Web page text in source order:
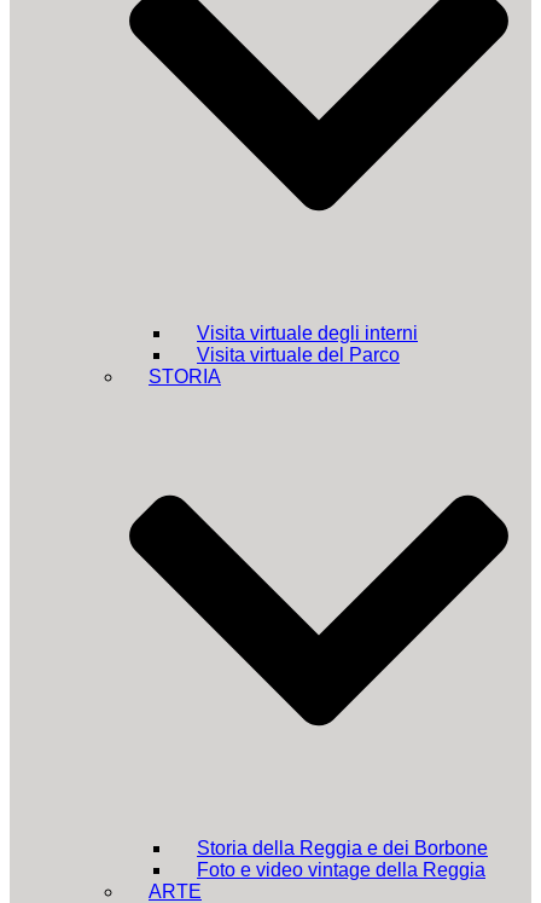
Visita virtuale degli interni
Visita virtuale del Parco
STORIA
Storia della Reggia e dei Borbone
Foto e video vintage della Reggia
ARTE